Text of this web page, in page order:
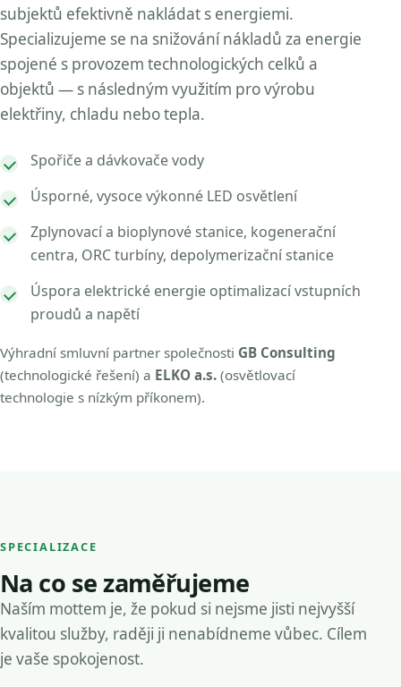
subjektů efektivně nakládat s energiemi.
Specializujeme se na snižování nákladů za energie
spojené s provozem technologických celků a
objektů — s následným využitím pro výrobu
elektřiny, chladu nebo tepla.
Spořiče a dávkovače vody
Úsporné, vysoce výkonné LED osvětlení
Zplynovací a bioplynové stanice, kogenerační
centra, ORC turbíny, depolymerizační stanice
Úspora elektrické energie optimalizací vstupních
proudů a napětí
Výhradní smluvní partner společnosti GB Consulting
(technologické řešení) a ELKO a.s. (osvětlovací
technologie s nízkým příkonem).
SPECIALIZACE
Na co se zaměřujeme
Naším mottem je, že pokud si nejsme jisti nejvyšší
kvalitou služby, raději ji nenabídneme vůbec. Cílem
je vaše spokojenost.